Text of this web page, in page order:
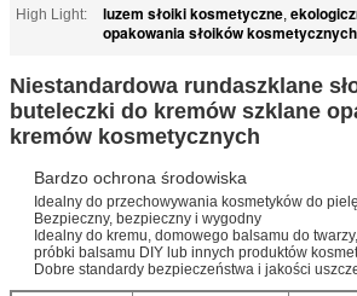
High Light:
luzem słoiki kosmetyczne,
opakowania słoików
Niestandardowa rundaszklane
buteleczki do kremów szklane
kremów kosmetycznych
Bardzo ochrona środowiska
Idealny do przechowywania kosmetyków do
Bezpieczny, bezpieczny i wygodny
Idealny do kremu, domowego balsamu do
próbki balsamu DIY lub innych produktów
Dobre standardy bezpieczeństwa i jakości